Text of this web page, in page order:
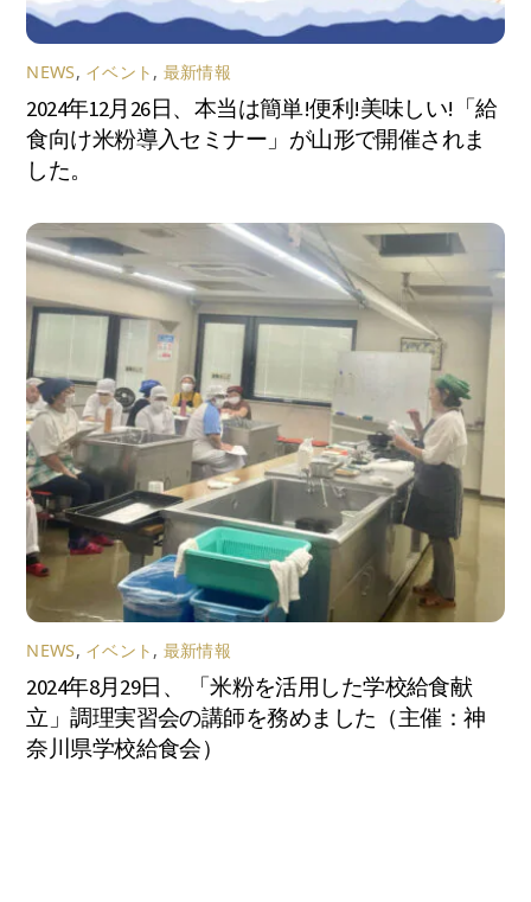
NEWS, イベント , 最新情報
2024年12月26日、本当は簡単!便利!美味しい!「給
食向け米粉導入セミナー」が山形で開催されま
した。
NEWS, イベント , 最新情報
2024年8月29日、 「米粉を活用した学校給食献
立」調理実習会の講師を務めました（主催：神
奈川県学校給食会）